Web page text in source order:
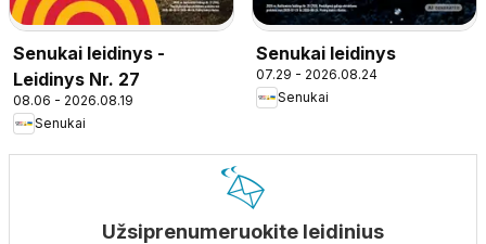
Senukai leidinys -
Leidinys Nr. 27
08.06 - 2026.08.19
Senukai
Senukai leidinys
07.29 - 2026.08.24
Senukai
Užsiprenumeruokite leidinius